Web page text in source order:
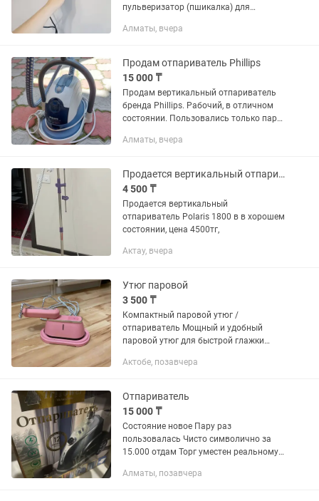
пульверизатор (пшикалка) для
Описание: Продам стильный и очень
(черный с...
Алматы, вчера
Продам отпариватель Phillips
15 000 ₸
Продам вертикальный отпариватель
бренда Phillips. Рабочий, в отличном
состоянии. Пользовались только пару
бутик одежды
Алматы, вчера
Продается вертикальный отпариватель
4 500 ₸
Продается вертикальный
отпариватель Polaris 1800 в в хорошем
состоянии, цена 4500тг,
Актау, вчера
Утюг паровой
3 500 ₸
Компактный паровой утюг /
отпариватель Мощный и удобный
паровой утюг для быстрой глажки
хорошо разглаживает складки и
1300 Вт -...
Актобе, позавчера
Отпариватель
15 000 ₸
Состояние новое Пару раз
пользовалась Чисто символично за
15.000 отдам Торг уместен реальному
воскресения Район туздыбастау или
Алматы, позавчера